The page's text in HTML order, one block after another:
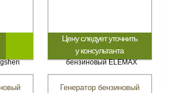
Цену следует уточнить
у консультанта
Генератор бензиновый